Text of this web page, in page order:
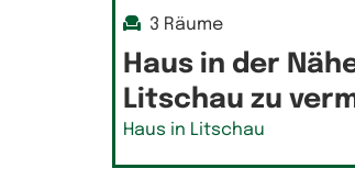
3 Räume
Haus in der
Litschau zu
Haus in Litschau